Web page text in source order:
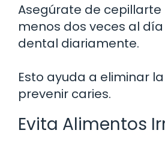
Asegúrate de cepillarte
menos dos veces al
dental diariamente.
Esto ayuda a eliminar
prevenir caries.
Evita Alimentos